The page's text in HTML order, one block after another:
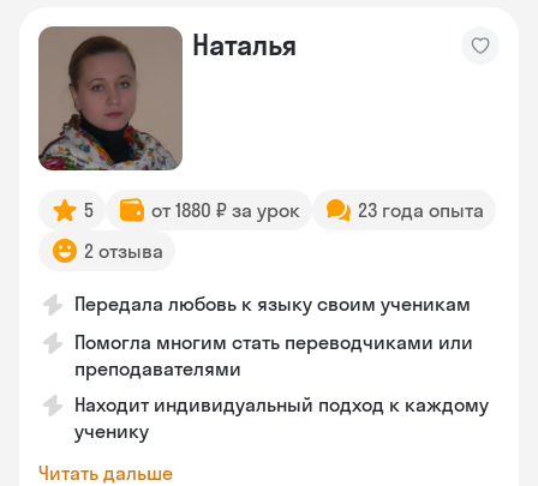
Наталья
5 от 1880 ₽ за урок
23 года опыта
2 отзыва
Передала любовь к языку своим ученикам
Помогла многим стать переводчиками или
преподавателями
Находит индивидуальный подход к каждому
ученику
Читать дальше